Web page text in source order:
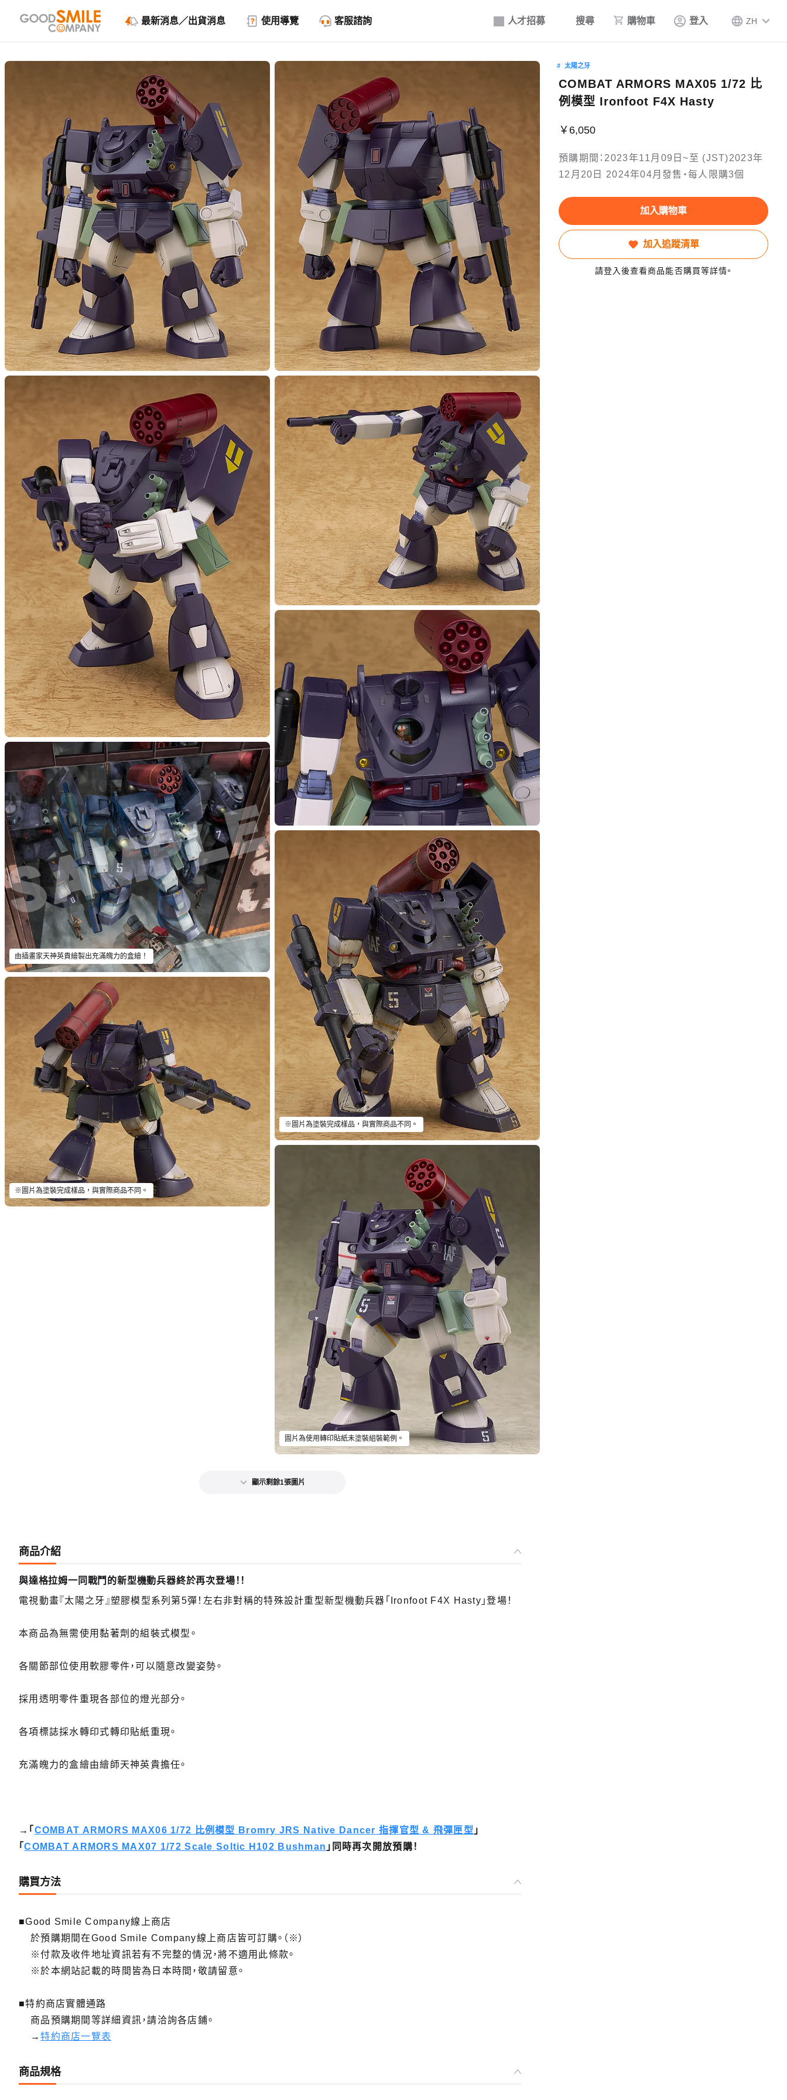
人才招募 搜尋 購物車 登入 ZH
最新消息／出貨消息 使用導覽 客服諮詢
由插畫家天神英貴繪製出充滿魄力的盒繪！
※圖片為塗裝完成樣品，與實際商品不同。
※圖片為塗裝完成樣品，與實際商品不同。
圖片為使用轉印貼紙未塗裝組裝範例。
顯示剩餘1張圖片
太陽之牙
COMBAT ARMORS MAX05 1/72 比
例模型 Ironfoot F4X Hasty
￥6,050
預購期間：2023年11月09日~至 (JST)2023年
12月20日 2024年04月發售・每人限購3個
加入購物車
加入追蹤清單
請登入後查看商品能否購買等詳情。
商品介紹
與達格拉姆一同戰鬥的新型機動兵器終於再次登場！！
電視動畫『太陽之牙』塑膠模型系列第5彈！左右非對稱的特殊設計重型新型機動兵器「Ironfoot F4X Hasty」登場！
本商品為無需使用黏著劑的組裝式模型。
各關節部位使用軟膠零件，可以隨意改變姿勢。
採用透明零件重現各部位的燈光部分。
各項標誌採水轉印式轉印貼紙重現。
充滿魄力的盒繪由繪師天神英貴擔任。
→「 COMBAT ARMORS MAX06 1/72 比例模型 Bromry JRS Native Dancer 指揮官型 & 飛彈匣型 」
「COMBAT ARMORS MAX07 1/72 Scale Soltic H102 Bushman 」同時再次開放預購！
購買方法
■Good Smile Company線上商店
於預購期間在Good Smile Company線上商店皆可訂購。（※）
※付款及收件地址資訊若有不完整的情況，將不適用此條款。
※於本網站記載的時間皆為日本時間，敬請留意。
■特約商店實體通路
商品預購期間等詳細資訊，請洽詢各店鋪。
→特約商店一覽表
商品規格